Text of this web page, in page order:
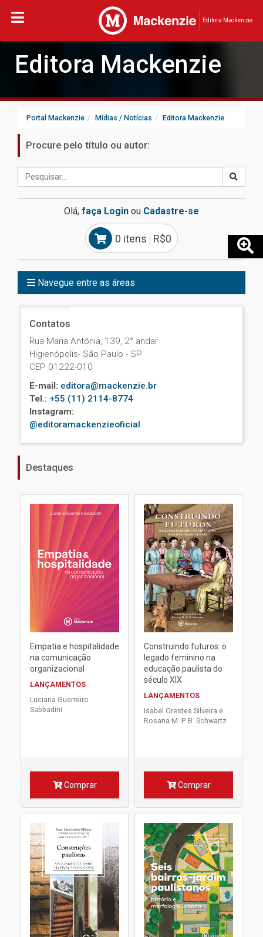
Editora Mackenzie
Editora Mackenzie
Portal Mackenzie Mídias / Notícias Editora Mackenzie
Procure pelo título ou autor:
Olá, faça Login ou Cadastre-se
0 itens R$0
Navegue entre as áreas
Contatos
Rua Maria Antônia, 139, 2° andar
Higienópolis- São Paulo - SP
CEP 01222-010
E-mail: editora@mackenzie.br
Tel.: +55 (11) 2114-8774
Instagram:
@editoramackenzieoficial
Destaques
Empatia e hospitalidade
na comunicação
organizacional
LANÇAMENTOS
Luciana Guerreiro
Sabbadini
Comprar
Construindo futuros: o
legado feminino na
educação paulista do
século XIX
LANÇAMENTOS
Isabel Orestes Silveira e
Rosana M. P. B. Schwartz
Comprar